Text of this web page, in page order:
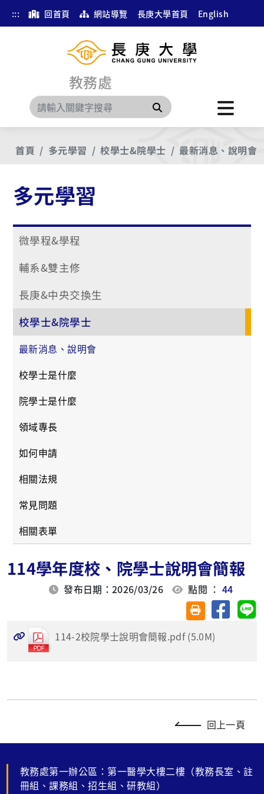
::: 回首頁 網站導覽 長庚大學首頁 English
教務處
搜尋
首頁 多元學習 校學士&院學士 最新消息、說明會
多元學習
微學程&學程
輔系&雙主修
長庚&中央交換生
校學士&院學士
最新消息、說明會
校學士是什麼
院學士是什麼
領域專長
如何申請
相關法規
常見問題
相關表單
114學年度校、院學士說明會簡報
發布日期：2026/03/26 點閱 ：44
友善列印(另開視
分享至
114-2校院學士說明會簡報.pdf (5.0M)
回上一頁
教務處第一辦公區：第一醫學大樓二樓（教務長室、註
冊組、課務組、招生組、研教組）